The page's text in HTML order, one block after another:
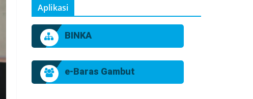
Aplikasi
BINKA
e-Baras Gambut